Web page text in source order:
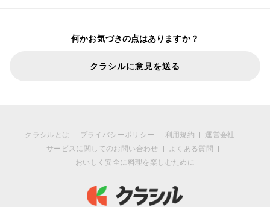
何かお気づきの点はありますか？
クラシルに意見を送る
クラシルとは プライバシーポリシー 利用規約
運営会社
サービスに関してのお問い合わせ
よくある質問
おいしく安全に料理を楽しむために